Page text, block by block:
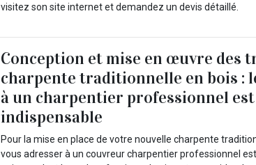
visitez son site internet et demandez un devis détaillé.
Conception et mise en œuvre des
charpente traditionnelle en bois :
à un charpentier professionnel est
indispensable
Pour la mise en place de votre nouvelle charpente
vous adresser à un couvreur charpentier professionnel